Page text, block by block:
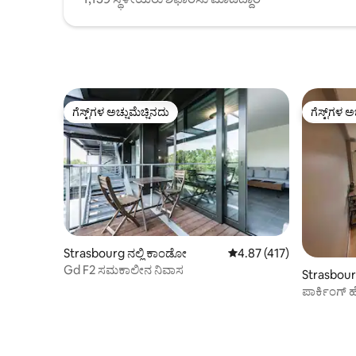
ಗೆಸ್ಟ್‌ಗಳ ಅಚ್ಚುಮೆಚ್ಚಿನದು
ಗೆಸ್ಟ್‌ಗಳ ಅಚ್ಚುಮೆಚ್ಚಿನದು
Strasbourg ನಲ್ಲಿ ಕಾಂಡೋ 5 ರಲ್ಲಿ 4.87 ಸರಾಸರಿ
4.87 (417)
Gd F2 ಸಮಕಾಲೀನ ನಿವಾಸ
ಗೆಸ್ಟ್‌ಗಳ
ಗೆಸ್ಟ್‌ಗಳ
ಪಾರ್ಕಿಂಗ್